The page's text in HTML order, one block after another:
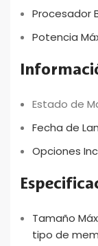
Procesador
Potencia
Estado de
Fecha de
Opciones
Tamaño
tipo de